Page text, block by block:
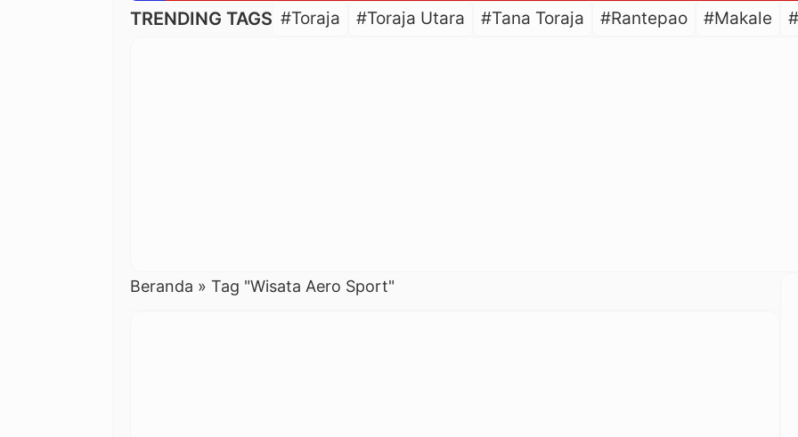
TRENDING TAGS #Toraja #Toraja Utara #Tana Toraja #Rantepao #Makale
Beranda » Tag "Wisata Aero Sport"